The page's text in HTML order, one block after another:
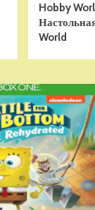
Hobby
World